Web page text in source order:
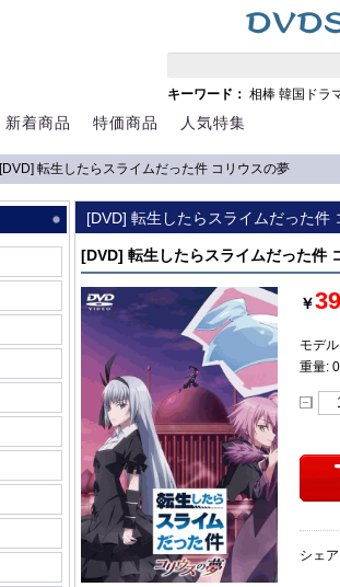
キーワード： 相棒 韓国ドラ
新着商品 特価商品 人気特集
[DVD] 転生したらスライムだった件 コリウスの夢
[DVD] 転生したらスライムだった件
[DVD] 転生したらスライムだった件
￥
モデ
重量:
シェ